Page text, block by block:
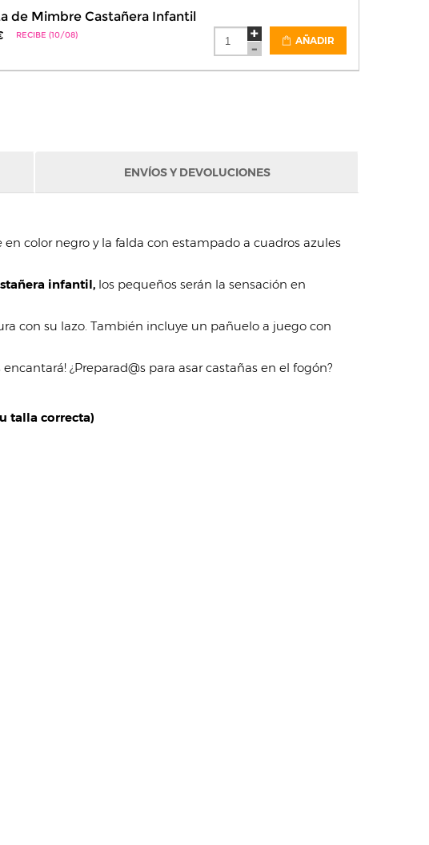
de Mimbre Castañera Infantil
RECIBE (10/08) AÑADIR
ENVÍOS Y DEVOLUCIONES
color negro y la falda con estampado a cuadros azules
infantil, los pequeños serán la sensación en
con su lazo. También incluye un pañuelo a juego con
¿Preparad@s para asar castañas en el fogón?
talla correcta)